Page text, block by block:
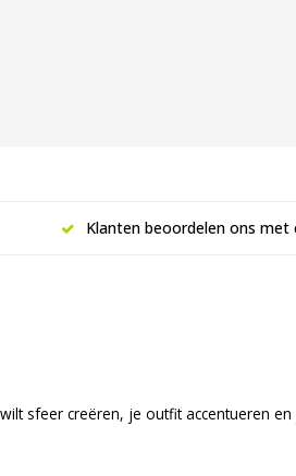
Klanten beoordelen ons met
sfeer creëren, je outfit accentueren